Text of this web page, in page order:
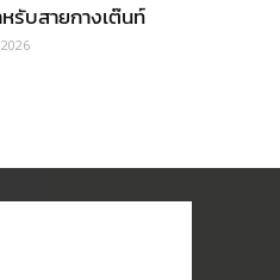
รับสายกางเต๊นท์